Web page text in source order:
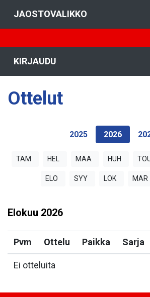
JAOSTOVALIKKO
KIRJAUDU
Ottelut
2025 2026
TAM HEL MAA HUH
ELO SYY LOK MAR
Elokuu 2026
Pvm Ottelu Paikka Sarja
Ei otteluita